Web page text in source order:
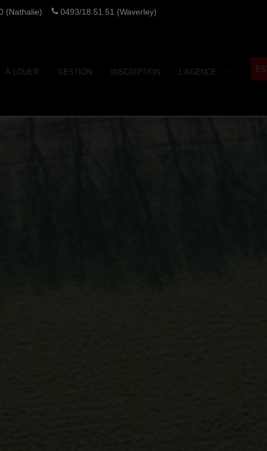
(Nathalie) 0493/18.51.51 (Waverley)
À LOUER GESTION INSCRIPTION L'AGENCE